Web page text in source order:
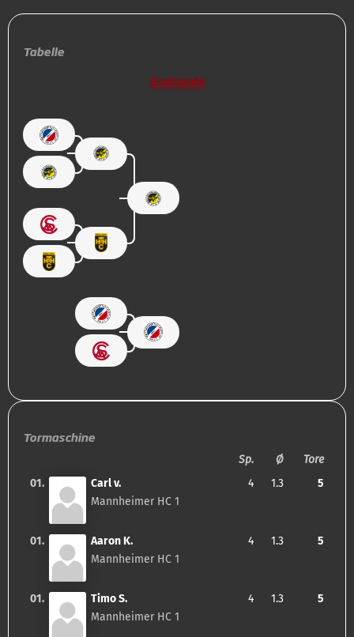
Tabelle
Endrunde
Tormaschine
Sp. Ø
Tore
01.
Carl v.
Mannheimer HC 1
4 1.3 5
01.
Aaron K.
Mannheimer HC 1
4 1.3 5
01.
Timo S.
Mannheimer HC 1
4 1.3 5